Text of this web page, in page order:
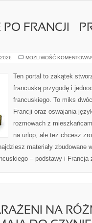
FRANCJI –
MOŻLIWOŚĆ
Ten portal to zakątek
francuską przygodę i
francuskiego. To miks
Francji oraz oswajania
rozmowach z
na urlop, ale też chcesz
materiały zbudowane
– podstawy i
NA